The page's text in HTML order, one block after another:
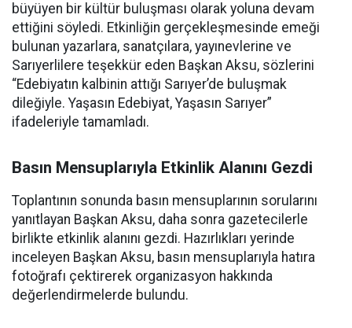
büyüyen bir kültür buluşması olarak yoluna devam
ettiğini söyledi. Etkinliğin gerçekleşmesinde emeği
bulunan yazarlara, sanatçılara, yayınevlerine ve
Sarıyerlilere teşekkür eden Başkan Aksu, sözlerini
“Edebiyatın kalbinin attığı Sarıyer’de buluşmak
dileğiyle. Yaşasın Edebiyat, Yaşasın Sarıyer”
ifadeleriyle tamamladı.
Basın Mensuplarıyla Etkinlik Alanını Gezdi
Toplantının sonunda basın mensuplarının sorularını
yanıtlayan Başkan Aksu, daha sonra gazetecilerle
birlikte etkinlik alanını gezdi. Hazırlıkları yerinde
inceleyen Başkan Aksu, basın mensuplarıyla hatıra
fotoğrafı çektirerek organizasyon hakkında
değerlendirmelerde bulundu.